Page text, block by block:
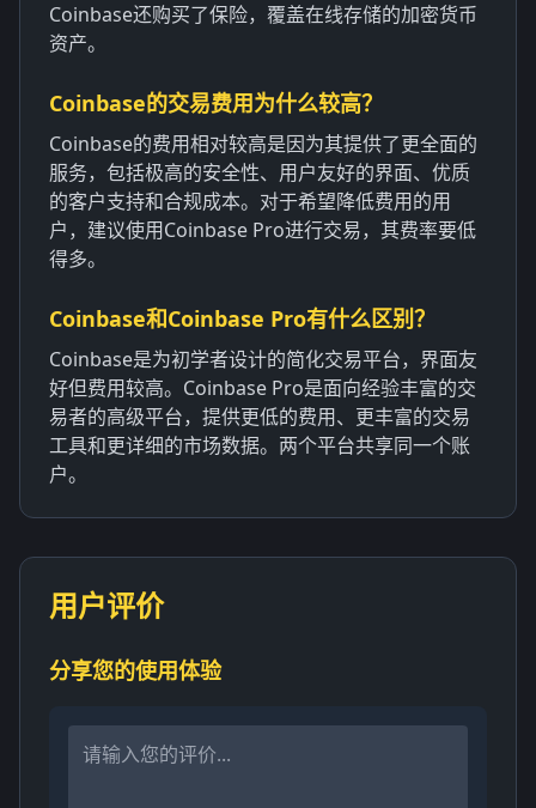
Coinbase还购买了保险，覆盖在线存储的加密货币
资产。
Coinbase的交易费用为什么较高？
Coinbase的费用相对较高是因为其提供了更全面的
服务，包括极高的安全性、用户友好的界面、优质
的客户支持和合规成本。对于希望降低费用的用
户，建议使用Coinbase Pro进行交易，其费率要低
得多。
Coinbase和Coinbase Pro有什么区别？
Coinbase是为初学者设计的简化交易平台，界面友
好但费用较高。Coinbase Pro是面向经验丰富的交
易者的高级平台，提供更低的费用、更丰富的交易
工具和更详细的市场数据。两个平台共享同一个账
户。
用户评价
分享您的使用体验